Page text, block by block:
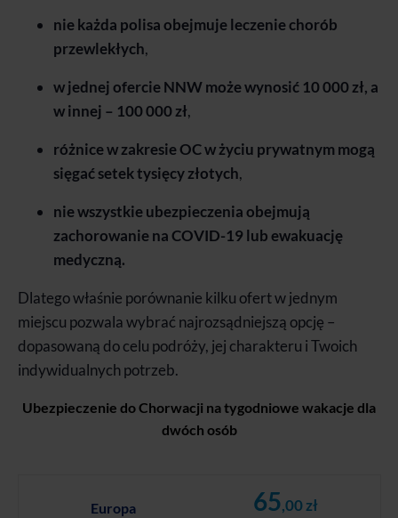
nie każda polisa obejmuje leczenie chorób
przewlekłych,
w jednej ofercie NNW może wynosić 10 000 zł, a
w innej – 100 000 zł,
różnice w zakresie OC w życiu prywatnym mogą
sięgać setek tysięcy złotych,
nie wszystkie ubezpieczenia obejmują
zachorowanie na COVID-19 lub ewakuację
medyczną.
Dlatego właśnie porównanie kilku ofert w jednym
miejscu pozwala wybrać najrozsądniejszą opcję –
dopasowaną do celu podróży, jej charakteru i Twoich
indywidualnych potrzeb.
Ubezpieczenie do Chorwacji na tygodniowe wakacje dla
dwóch osób
Europa 65,00 zł